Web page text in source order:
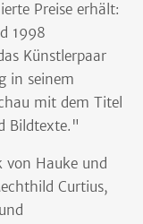
Preise erhält:
1998
Künstlerpaar
in seinem
mit dem Titel
Bildtexte."
von Hauke und
Curtius,